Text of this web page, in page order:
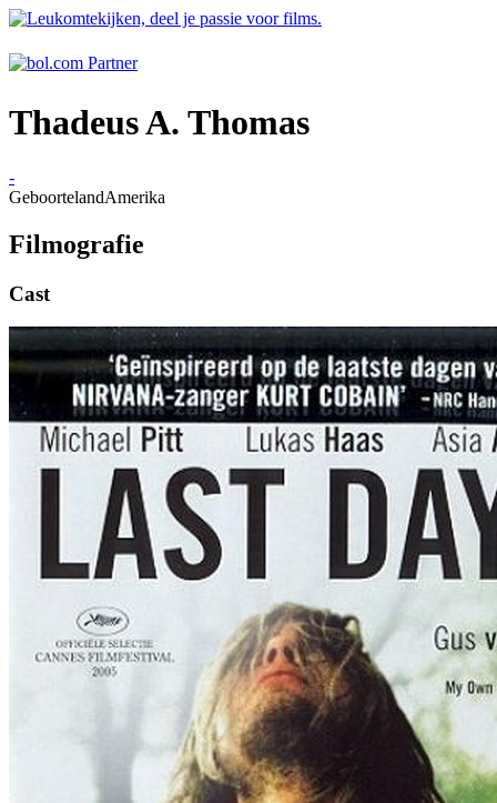
Thadeus A. Thomas
-
GeboortelandAmerika
Filmografie
Cast